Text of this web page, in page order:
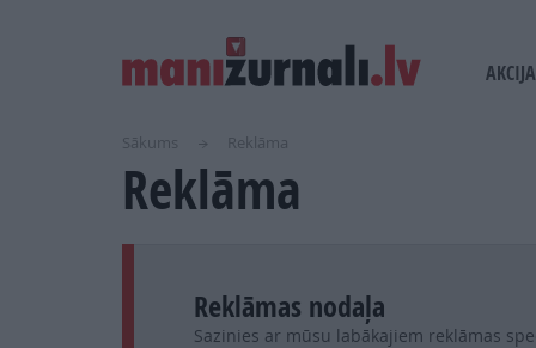
USER
MAIN
Sākums Reklāma
Reklāma
Reklāmas nodaļa
Sazinies ar mūsu labākajiem reklāmas